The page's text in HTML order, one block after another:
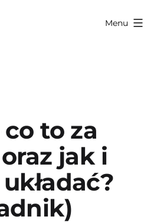
Menu
to za
jak i